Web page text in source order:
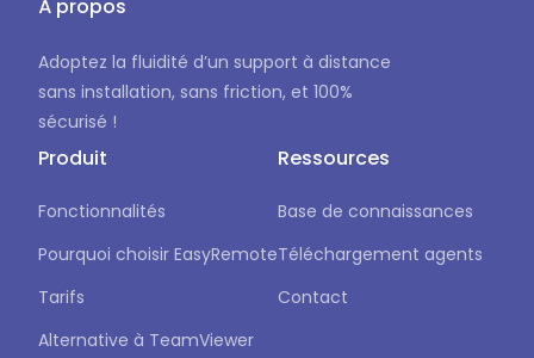
À propos
Adoptez la fluidité d’un support à distance
sans installation, sans friction, et 100%
sécurisé !
Produit
Fonctionnalités
Pourquoi choisir EasyRemote
Tarifs
Alternative à TeamViewer
Ressources
Base de connaissances
Téléchargement agents
Contact